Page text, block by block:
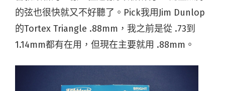
的弦也很快就又不好聽了。Pick我用Jim Dunlop
的Tortex Triangle .88mm，我之前是從 .73到
1.14mm都有在用，但現在主要就用 .88mm。